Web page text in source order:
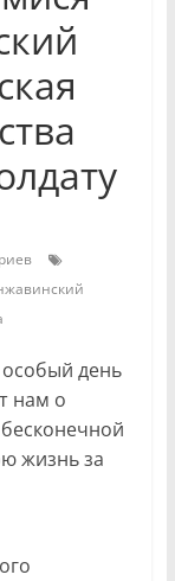
особый день
нам о
жизнь за